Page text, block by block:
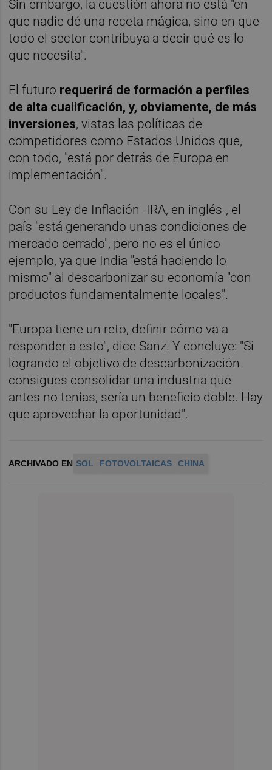
Sin embargo, la cuestión ahora no está "en
que nadie dé una receta mágica, sino en que
todo el sector contribuya a decir qué es lo
que necesita".
El futuro requerirá de formación a perfiles
de alta cualificación, y, obviamente, de más
inversiones, vistas las políticas de
competidores como Estados Unidos que,
con todo, "está por detrás de Europa en
implementación".
Con su Ley de Inflación -IRA, en inglés-, el
país "está generando unas condiciones de
mercado cerrado", pero no es el único
ejemplo, ya que India "está haciendo lo
mismo" al descarbonizar su economía "con
productos fundamentalmente locales".
"Europa tiene un reto, definir cómo va a
responder a esto", dice Sanz. Y concluye: "Si
logrando el objetivo de descarbonización
consigues consolidar una industria que
antes no tenías, sería un beneficio doble. Hay
que aprovechar la oportunidad".
ARCHIVADO EN SOL FOTOVOLTAICAS CHINA